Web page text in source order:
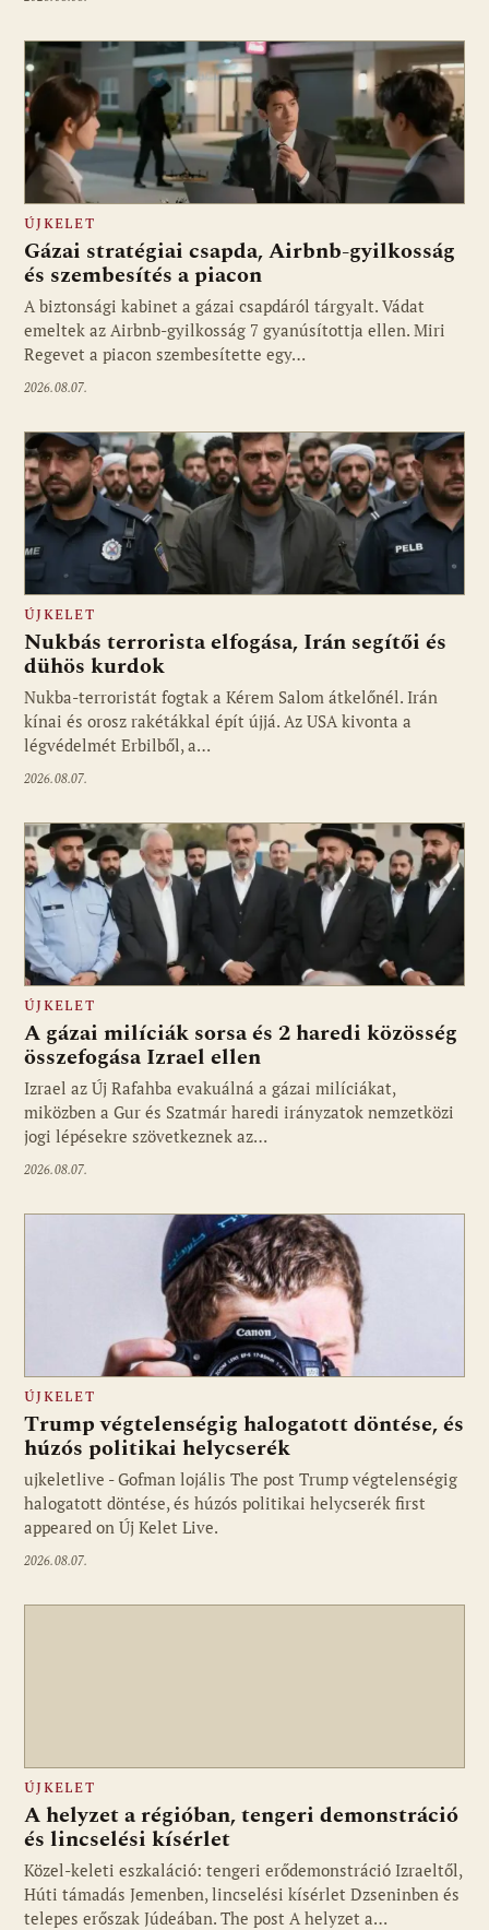
ÚJKELET
Gázai stratégiai csapda, Airbnb-gyilkosság
és szembesítés a piacon
A biztonsági kabinet a gázai csapdáról tárgyalt. Vádat
emeltek az Airbnb-gyilkosság 7 gyanúsítottja ellen. Miri
Regevet a piacon szembesítette egy…
2026.08.07.
ÚJKELET
Nukbás terrorista elfogása, Irán segítői és
dühös kurdok
Nukba-terroristát fogtak a Kérem Salom átkelőnél. Irán
kínai és orosz rakétákkal épít újjá. Az USA kivonta a
légvédelmét Erbilből, a…
2026.08.07.
ÚJKELET
A gázai milíciák sorsa és 2 haredi közösség
összefogása Izrael ellen
Izrael az Új Rafahba evakuálná a gázai milíciákat,
miközben a Gur és Szatmár haredi irányzatok nemzetközi
jogi lépésekre szövetkeznek az…
2026.08.07.
Fotó: ujkelet.live
ÚJKELET
Trump végtelenségig halogatott döntése, és
húzós politikai helycserék
ujkeletlive - Gofman lojális The post Trump végtelenségig
halogatott döntése, és húzós politikai helycserék first
appeared on Új Kelet Live.
2026.08.07.
ÚJKELET
A helyzet a régióban, tengeri demonstráció
és lincselési kísérlet
Közel-keleti eszkaláció: tengeri erődemonstráció Izraeltől,
Húti támadás Jemenben, lincselési kísérlet Dzseninben és
telepes erőszak Júdeában. The post A helyzet a…